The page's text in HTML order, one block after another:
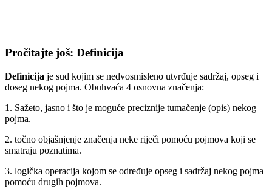
Pročitajte još: Definicija
Definicija je sud kojim se nedvosmisleno utvrđuje sadržaj, opseg i
doseg nekog pojma. Obuhvaća 4 osnovna značenja:
1. Sažeto, jasno i što je moguće preciznije tumačenje (opis) nekog
pojma.
2. točno objašnjenje značenja neke riječi pomoću pojmova koji se
smatraju poznatima.
3. logička operacija kojom se određuje opseg i sadržaj nekog pojma
pomoću drugih pojmova.